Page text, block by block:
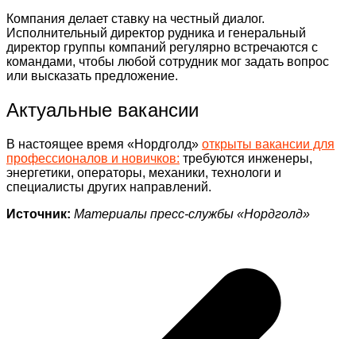
Компания делает ставку на честный диалог.
Исполнительный директор рудника и генеральный
директор группы компаний регулярно встречаются с
командами, чтобы любой сотрудник мог задать вопрос
или высказать предложение.
Актуальные вакансии
В настоящее время «Нордголд» открыты вакансии для
профессионалов и новичков: требуются инженеры,
энергетики, операторы, механики, технологи и
специалисты других направлений.
Источник: Материалы пресс-службы «Нордголд»